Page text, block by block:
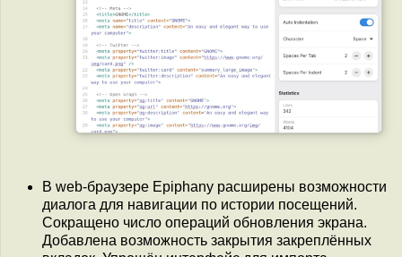
В web-браузере Epiphany расширены возможности
диалога для навигации по истории посещений.
Сокращено число операций обновления экрана.
Добавлена возможность закрытия закреплённых